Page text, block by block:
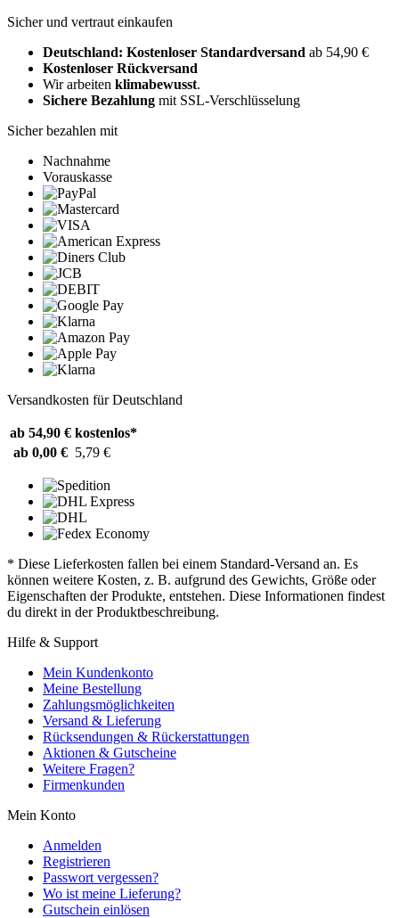
Sicher und vertraut einkaufen
Deutschland: Kostenloser Standardversand ab 54,90 €
Kostenloser Rückversand
Wir arbeiten klimabewusst.
Sichere Bezahlung mit SSL-Verschlüsselung
Sicher bezahlen mit
Nachnahme
Vorauskasse
Versandkosten für Deutschland
ab 54,90 € kostenlos*
ab 0,00 € 5,79 €
* Diese Lieferkosten fallen bei einem Standard-Versand an. Es
können weitere Kosten, z. B. aufgrund des Gewichts, Größe oder
Eigenschaften der Produkte, entstehen. Diese Informationen findest
du direkt in der Produktbeschreibung.
Hilfe & Support
Mein Kundenkonto
Meine Bestellung
Zahlungsmöglichkeiten
Versand & Lieferung
Rücksendungen & Rückerstattungen
Aktionen & Gutscheine
Weitere Fragen?
Firmenkunden
Mein Konto
Anmelden
Registrieren
Passwort vergessen?
Wo ist meine Lieferung?
Gutschein einlösen